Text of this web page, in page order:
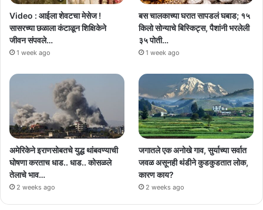
Video : आईला शेवटचा मेसेज !
सासरच्या छळाला कंटाळून शिक्षिकेने
जीवन संपवले…
1 week ago
बस चालकाच्या घरात सापडलं घबाड; १५
किलो सोन्याचे बिस्किट्स, पैशांनी भरलेली
३५ पोती…
1 week ago
अमेरिकेने इराणसोबतचे युद्ध थांबवण्याची
घोषणा करताच धाड.. धाड.. कोसळले
तेलाचे भाव…
2 weeks ago
जगातले एक अनोखे गाव, सुर्याच्या सर्वात
जवळ असूनही थंडीने कुडकुडतात लोक,
कारण काय?
2 weeks ago